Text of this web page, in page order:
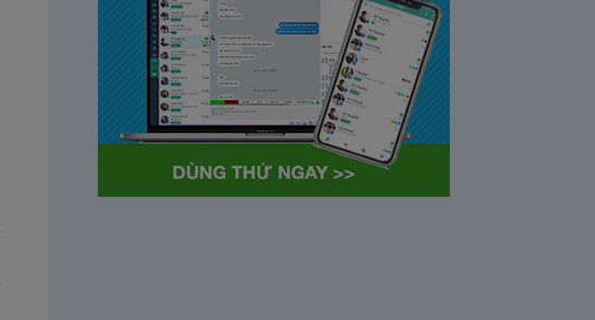
Cách bỏ ẩn trò chuyện trên
Zalo ở thiết bị máy tính và
điện thoại iphone
26/05/2020
62306
Bỏ ẩn cuộc trò chuyện là tính
năng khá…